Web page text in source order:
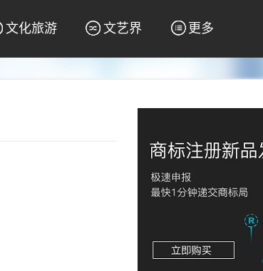
文化旅游 文艺界 更多